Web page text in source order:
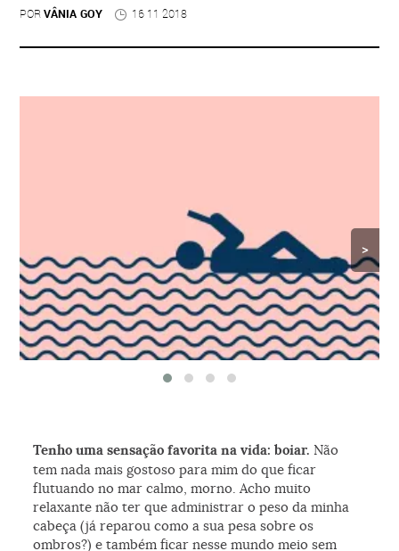
PORVÂNIA GOY 16 11 2018
>
Tenho uma sensação favorita na vida: boiar. Não
tem nada mais gostoso para mim do que ficar
flutuando no mar calmo, morno. Acho muito
relaxante não ter que administrar o peso da minha
cabeça (já reparou como a sua pesa sobre os
ombros?) e também ficar nesse mundo meio sem